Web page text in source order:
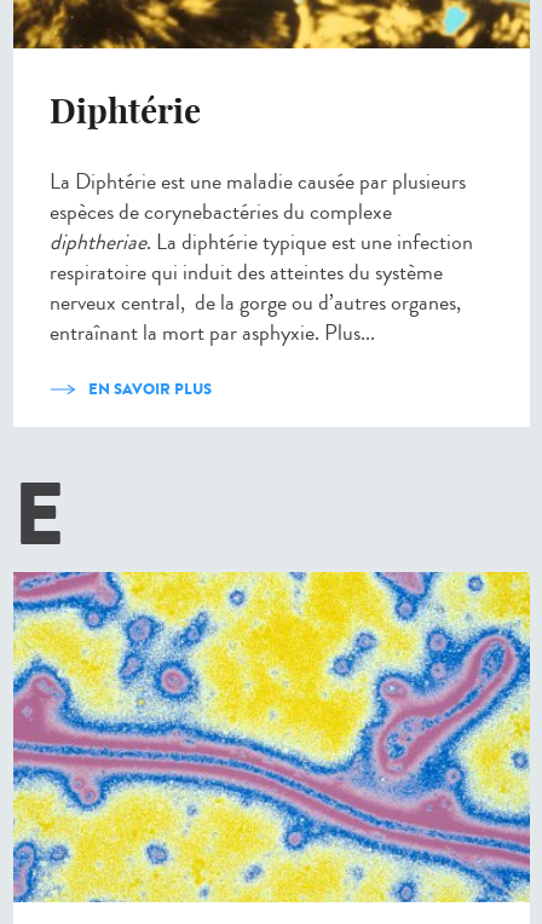
Diphtérie
La Diphtérie est une maladie causée par plusieurs
espèces de corynebactéries du complexe
diphtheriae. La diphtérie typique est une infection
respiratoire qui induit des atteintes du système
nerveux central, de la gorge ou d’autres organes,
entraînant la mort par asphyxie. Plus...
EN SAVOIR PLUS
E